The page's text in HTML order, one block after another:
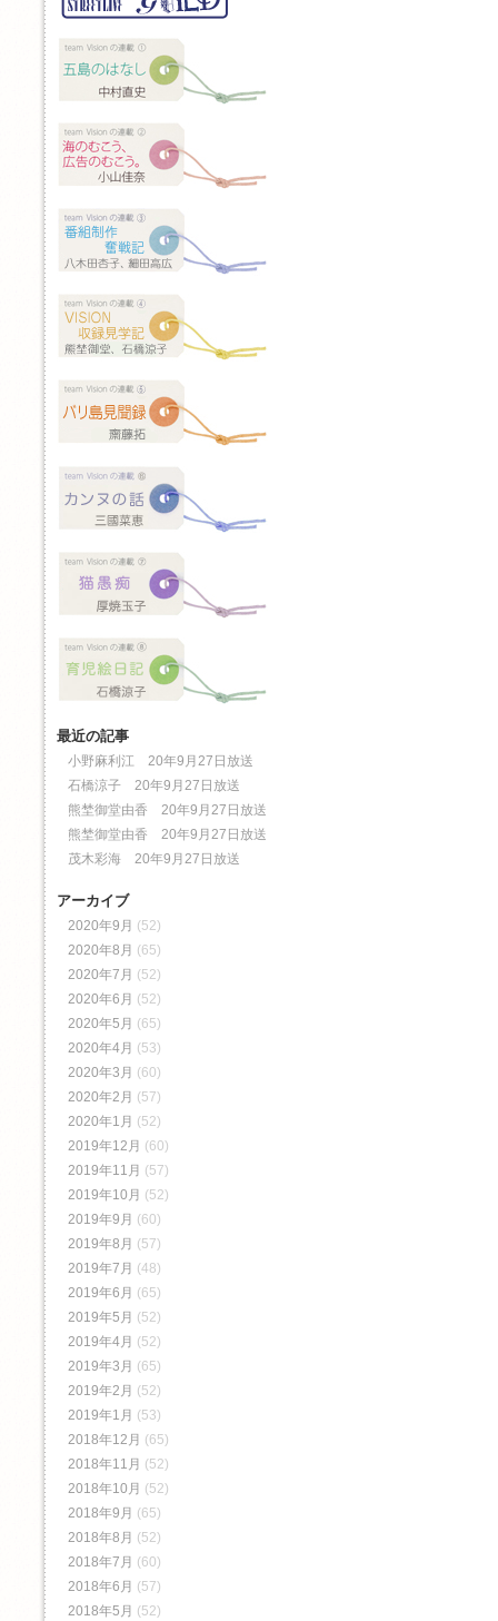
最近の記事
小野麻利江 20年9月27日放送
石橋涼子 20年9月27日放送
熊埜御堂由香 20年9月27日放送
熊埜御堂由香 20年9月27日放送
茂木彩海 20年9月27日放送
アーカイブ
2020年9月 (52)
2020年8月 (65)
2020年7月 (52)
2020年6月 (52)
2020年5月 (65)
2020年4月 (53)
2020年3月 (60)
2020年2月 (57)
2020年1月 (52)
2019年12月 (60)
2019年11月 (57)
2019年10月 (52)
2019年9月 (60)
2019年8月 (57)
2019年7月 (48)
2019年6月 (65)
2019年5月 (52)
2019年4月 (52)
2019年3月 (65)
2019年2月 (52)
2019年1月 (53)
2018年12月 (65)
2018年11月 (52)
2018年10月 (52)
2018年9月 (65)
2018年8月 (52)
2018年7月 (60)
2018年6月 (57)
2018年5月 (52)